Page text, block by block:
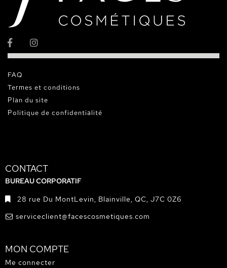
FAQ
Termes et conditions
Plan du site
Politique de confidentialité
CONTACT
BUREAU CORPORATIF
28 rue Du MontLevin, Blainville, QC, J7C 0Z6
serviceclient@facescosmetiques.com
MON COMPTE
Me connecter